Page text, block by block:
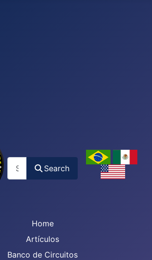
Search
Home
Artículos
Banco de Circuitos